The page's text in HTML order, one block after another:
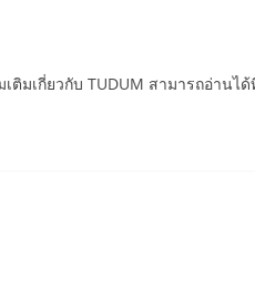
ติมเกี่ยวกับ TUDUM สามารถอ่านไ